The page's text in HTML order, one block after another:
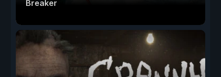
Breaker